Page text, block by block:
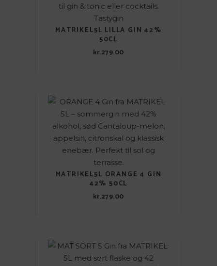
MATRIKEL5L LILLA GIN 42%
50CL
kr.279.00
MATRIKEL5L ORANGE 4 GIN
42% 50CL
kr.279.00